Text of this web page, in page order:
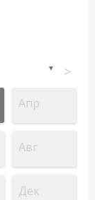
▼ >
Апр
Авг
Дек